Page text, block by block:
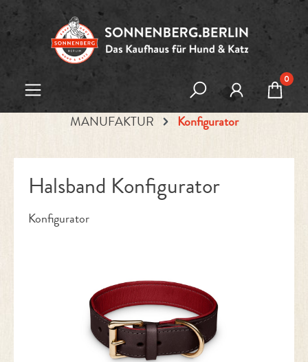
Zum Hauptinhalt springen
0
MANUFAKTUR Konfigurator
Halsband Konfigurator
Konfigurator